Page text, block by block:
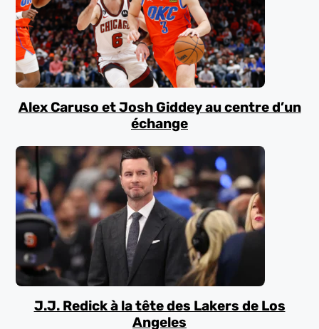
Alex Caruso et Josh Giddey au centre d’un
échange
J.J. Redick à la tête des Lakers de Los
Angeles